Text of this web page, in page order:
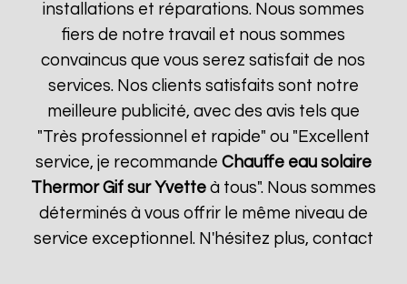
installations et réparations. Nous sommes
fiers de notre travail et nous sommes
convaincus que vous serez satisfait de nos
services. Nos clients satisfaits sont notre
meilleure publicité, avec des avis tels que
"Très professionnel et rapide" ou "Excellent
service, je recommande Chauffe eau solaire
Thermor Gif sur Yvetteà tous". Nous sommes
déterminés à vous offrir le même niveau de
service exceptionnel. N'hésitez plus, contact